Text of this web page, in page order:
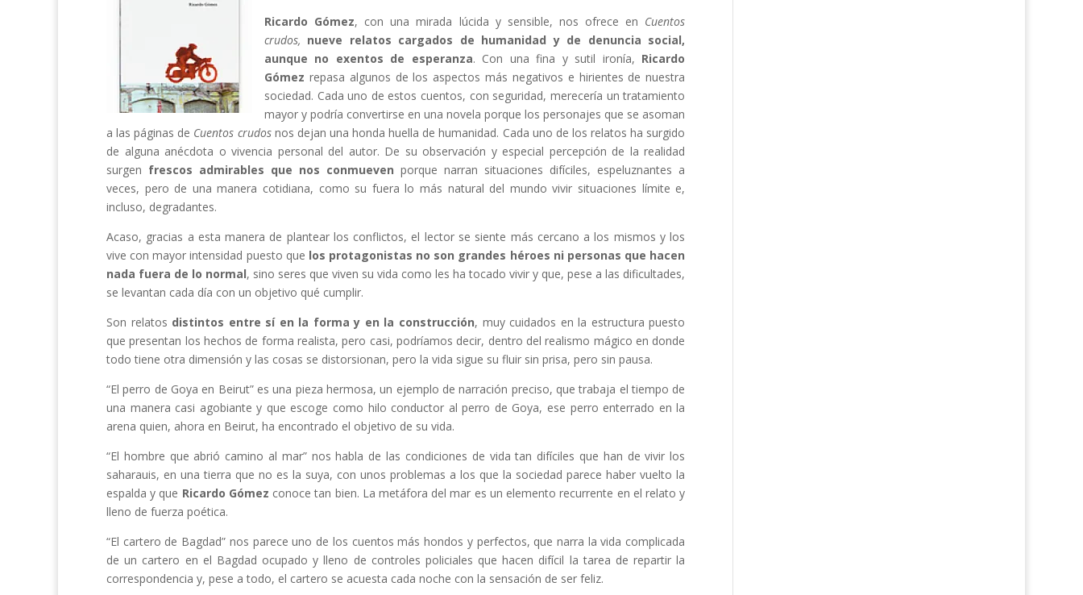
Ricardo Gómez, con una mirada lúcida y sensible, nos ofrece en Cuentos
crudos, nueve relatos cargados de humanidad y de denuncia social,
aunque no exentos de esperanza. Con una fina y sutil ironía, Ricardo
Gómez repasa algunos de los aspectos más negativos e hirientes de nuestra
sociedad. Cada uno de estos cuentos, con seguridad, merecería un tratamiento
mayor y podría convertirse en una novela porque los personajes que se asoman
a las páginas de Cuentos crudos nos dejan una honda huella de humanidad. Cada uno de los relatos ha surgido
de alguna anécdota o vivencia personal del autor. De su observación y especial percepción de la realidad
surgen frescos admirables que nos conmueven porque narran situaciones difíciles, espeluznantes a
veces, pero de una manera cotidiana, como su fuera lo más natural del mundo vivir situaciones límite e,
incluso, degradantes.
Acaso, gracias a esta manera de plantear los conflictos, el lector se siente más cercano a los mismos y los
vive con mayor intensidad puesto que los protagonistas no son grandes héroes ni personas que hacen
nada fuera de lo normal, sino seres que viven su vida como les ha tocado vivir y que, pese a las dificultades,
se levantan cada día con un objetivo qué cumplir.
Son relatos distintos entre sí en la forma y en la construcción, muy cuidados en la estructura puesto
que presentan los hechos de forma realista, pero casi, podríamos decir, dentro del realismo mágico en donde
todo tiene otra dimensión y las cosas se distorsionan, pero la vida sigue su fluir sin prisa, pero sin pausa.
“El perro de Goya en Beirut” es una pieza hermosa, un ejemplo de narración preciso, que trabaja el tiempo de
una manera casi agobiante y que escoge como hilo conductor al perro de Goya, ese perro enterrado en la
arena quien, ahora en Beirut, ha encontrado el objetivo de su vida.
“El hombre que abrió camino al mar” nos habla de las condiciones de vida tan difíciles que han de vivir los
saharauis, en una tierra que no es la suya, con unos problemas a los que la sociedad parece haber vuelto la
espalda y que Ricardo Gómez conoce tan bien. La metáfora del mar es un elemento recurrente en el relato y
lleno de fuerza poética.
“El cartero de Bagdad” nos parece uno de los cuentos más hondos y perfectos, que narra la vida complicada
de un cartero en el Bagdad ocupado y lleno de controles policiales que hacen difícil la tarea de repartir la
correspondencia y, pese a todo, el cartero se acuesta cada noche con la sensación de ser feliz.